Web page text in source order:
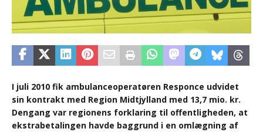
I juli 2010 fik ambulanceoperatøren Responce udvidet
sin kontrakt med Region Midtjylland med 13,7 mio. kr.
Dengang var regionens forklaring til offentligheden, at
ekstrabetalingen havde baggrund i en omlægning af